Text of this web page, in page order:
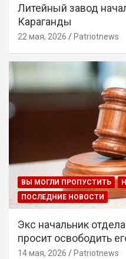
Литейный завод
Караганды
22 мая, 2026 Patriotnews
ВЫ МОГЛИ ПРОПУСТИТЬ
ПОСЛЕДНИЕ НОВОСТИ
Экс начальник
просит освободить
14 мая, 2026 Patriotnews